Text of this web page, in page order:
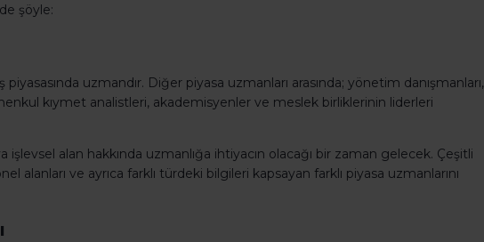
şöyle:
uzmandır. Diğer piyasa uzmanları arasında; yönetim danışmanları,
kıymet analistleri, akademisyenler ve meslek birliklerinin liderleri
işlevsel alan hakkında uzmanlığa ihtiyacın olacağı bir zaman gelecek. Çeşitli
alanları ve ayrıca farklı türdeki bilgileri kapsayan farklı piyasa uzmanlarını